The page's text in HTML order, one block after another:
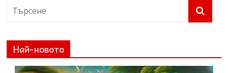
Най-новото